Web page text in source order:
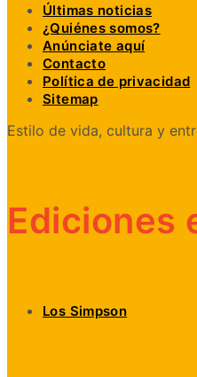
Últimas noticias
¿Quiénes somos?
Anúnciate aquí
Contacto
Política de privacidad
Sitemap
Estilo de vida, cultura y
Ediciones
Los Simpson